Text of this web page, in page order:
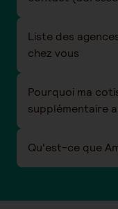
Liste des
chez vous
Pourquoi ma
supplémentaire
Qu'est-ce que